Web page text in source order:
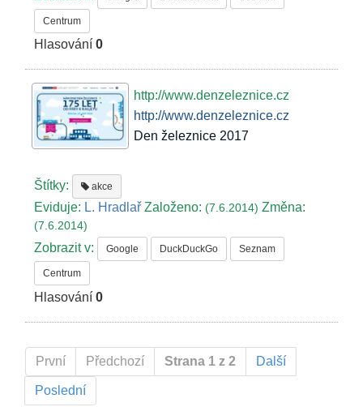
Centrum
Hlasování0
http://www.denzeleznice.cz
http://www.denzeleznice.cz
Den železnice 2017
Štítky: akce
Eviduje: L. Hradlař Založeno:(7.6.2014)Změna:
(7.6.2014)
Zobrazit v: Google DuckDuckGo Seznam
Centrum
Hlasování0
První Předchozí Strana 1 z 2 Další
Poslední